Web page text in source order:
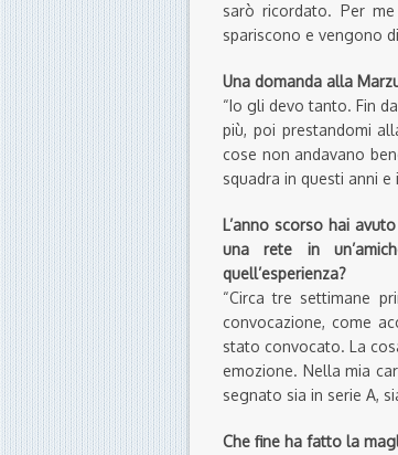
sarò ricordato. Per
spariscono e vengono
Una domanda alla
“Io gli devo tanto. Fin
più, poi prestandomi
cose non andavano
squadra in questi anni
L’anno scorso hai
una rete in
quell’esperienza?
“Circa tre settimane
convocazione, come
stato convocato. La
emozione. Nella mia
segnato sia in serie A,
Che fine ha fatto la